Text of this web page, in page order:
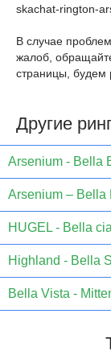
skachat-rington-
В случае
жалоб,
страницы, будем
Другие
Arsenium - Bella
Arsenium – Bella
HUGEL - Bella
Highland - Bella
Bella Vista -